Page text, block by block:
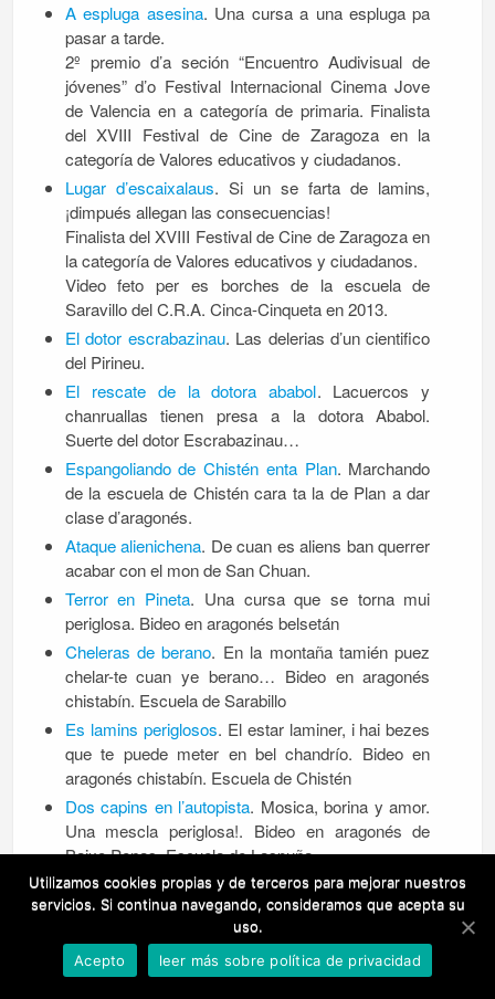
A espluga asesina. Una cursa a una espluga pa
pasar a tarde.
2º premio d’a seción “Encuentro Audivisual de
jóvenes” d’o Festival Internacional Cinema Jove
de Valencia en a categoría de primaria. Finalista
del XVIII Festival de Cine de Zaragoza en la
categoría de Valores educativos y ciudadanos.
Lugar d’escaixalaus. Si un se farta de lamins,
¡dimpués allegan las consecuencias!
Finalista del XVIII Festival de Cine de Zaragoza en
la categoría de Valores educativos y ciudadanos.
Video feto per es borches de la escuela de
Saravillo del C.R.A. Cinca-Cinqueta en 2013.
El dotor escrabazinau. Las delerias d’un cientifico
del Pirineu.
El rescate de la dotora ababol. Lacuercos y
chanruallas tienen presa a la dotora Ababol.
Suerte del dotor Escrabazinau…
Espangoliando de Chistén enta Plan. Marchando
de la escuela de Chistén cara ta la de Plan a dar
clase d’aragonés.
Ataque alienichena. De cuan es aliens ban querrer
acabar con el mon de San Chuan.
Terror en Pineta. Una cursa que se torna mui
periglosa. Bideo en aragonés belsetán
Cheleras de berano. En la montaña tamién puez
chelar-te cuan ye berano… Bideo en aragonés
chistabín. Escuela de Sarabillo
Es lamins periglosos. El estar laminer, i hai bezes
que te puede meter en bel chandrío. Bideo en
aragonés chistabín. Escuela de Chistén
Dos capins en l’autopista. Mosica, borina y amor.
Una mescla periglosa!. Bideo en aragonés de
Baixo Penas. Escuela de Laspuña
La cursa del submarino . 5, 4, 3, 2, 1, 0. A la
abentura!. Bideo en aragonés chistabín. Escuela
El consello d’es zombis y d’es ombres lobos. Una
imbasión de monstrugos amenaza la paz de Plan.
Utilizamos cookies propias y de terceros para mejorar nuestros
servicios. Si continua navegando, consideramos que acepta su
uso.
Acepto
leer más sobre política de privacidad